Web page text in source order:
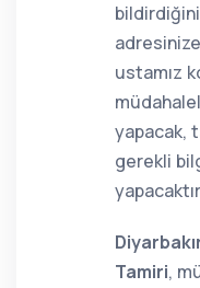
ustamız
yapacak,
gerekli
Tamiri,